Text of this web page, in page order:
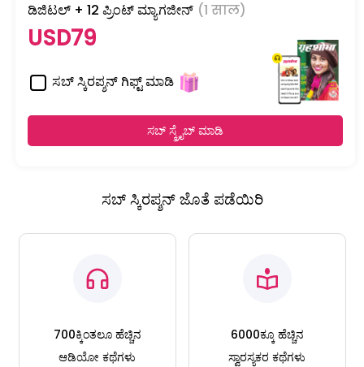
ಡಿಜಿಟಲ್ + 12 ಪ್ರಿಂಟ್ ಮ್ಯಾಗಜೀನ್ (1 साल)
USD79
ಸಬ್ ಸ್ಕಿರಪ್ಶನ್ ಗಿಫ್ಟ್ ಮಾಡಿ
ಸಬ್ ಸ್ಕ್ರೈಬ್ ಮಾಡಿ
ಸಬ್ ಸ್ಕಿರಪ್ಶನ್ ಜೊತೆ ಪಡೆಯಿರಿ
700ಕ್ಕಿಂತಲೂ ಹೆಚ್ಚಿನ
ಆಡಿಯೋ ಕಥೆಗಳು
6000ಕ್ಕೂ ಹೆಚ್ಚಿನ
ಸ್ವಾರಸ್ಯಕರ ಕಥೆಗಳು